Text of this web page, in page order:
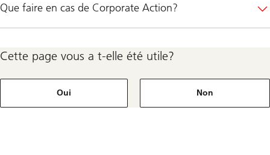
Que faire en cas de Corporate Action?
Cette page vous a t-elle été utile?
Oui Non